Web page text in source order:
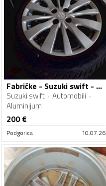
Fabričke - Suzuki swift - Aluminijum felne
Suzuki swift
Automobili
Aluminijum
200€
Podgorica 10.07.26